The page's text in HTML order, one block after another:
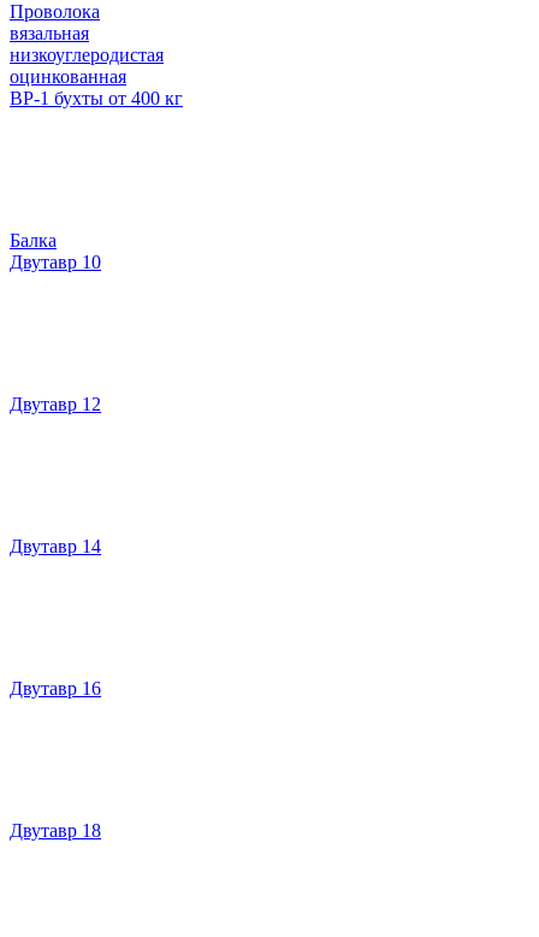
Проволока
вязальная
низкоуглеродистая
оцинкованная
ВР-1 бухты от 400 кг
Балка
Двутавр 10
Двутавр 12
Двутавр 14
Двутавр 16
Двутавр 18